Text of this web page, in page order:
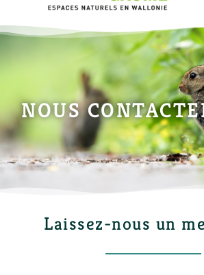
NOUS
Laissez-nous un